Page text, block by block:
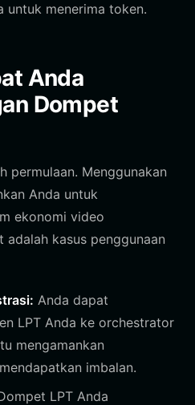
untuk menerima token.
Anda
Dompet
permulaan. Menggunakan
Anda untuk
ekonomi video
adalah kasus penggunaan
Anda dapat
LPT Anda ke orchestrator
mengamankan
imbalan.
LPT Anda